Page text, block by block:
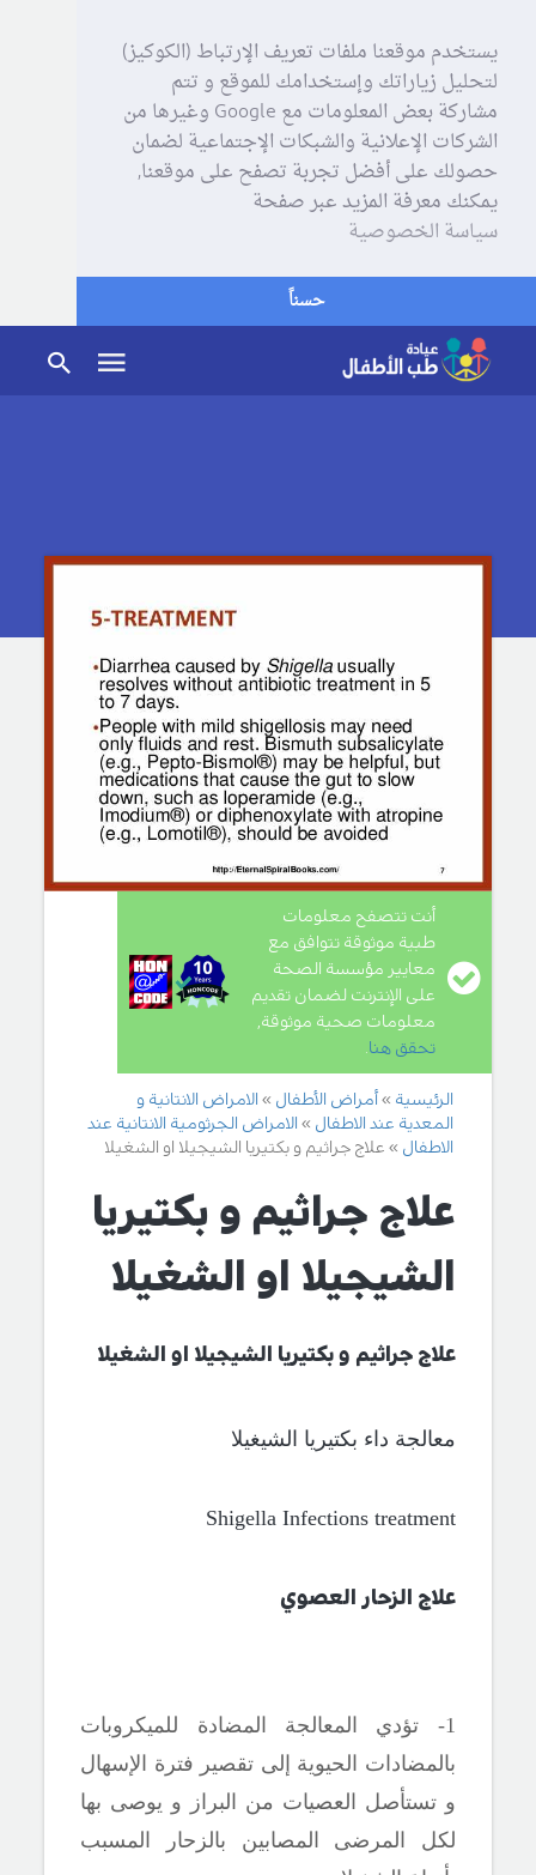
يستخدم موقعنا ملفات تعريف الإرتباط (الكوكيز)
لتحليل زياراتك وإستخدامك للموقع و تتم
مشاركة بعض المعلومات مع Google وغيرها من
الشركات الإعلانية والشبكات الإجتماعية لضمان
حصولك على أفضل تجربة تصفح على موقعنا,
يمكنك معرفة المزيد عبر صفحة
سياسة الخصوصية
حسناً
أنت تتصفح معلومات
طبية موثوقة تتوافق مع
معايير مؤسسة الصحة
على الإنترنت لضمان تقديم
معلومات صحية موثوقة,
تحقق هنا.
الرئيسية أمراض الأطفال
الامراض الانتانية و
المعدية عند الاطفال
الامراض الجرثومية الانتانية عند
الاطفال
علاج جراثيم و بكتيريا الشيجيلا او الشغيلا
علاج جراثيم و بكتيريا
الشيجيلا او الشغيلا
علاج جراثيم و بكتيريا الشيجيلا او الشغيلا
معالجة داء بكتيريا الشيغيلا
Shigella Infections treatment
علاج الزحار العصوي
1- تؤدي المعالجة المضادة للميكروبات
بالمضادات الحيوية إلى تقصير فترة الإسهال
و تستأصل العصيات من البراز و يوصى بها
لكل المرضى المصابين بالزحار المسبب